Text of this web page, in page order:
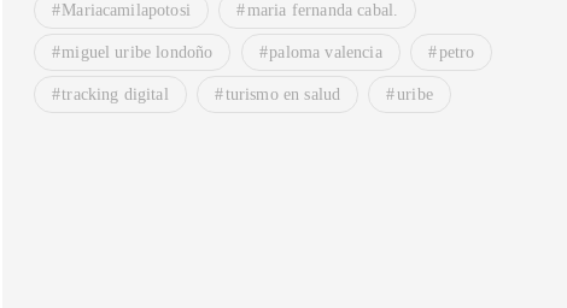
Mariacamilapotosi maria fernanda cabal.
miguel uribe londoño paloma valencia petro
tracking digital turismo en salud uribe